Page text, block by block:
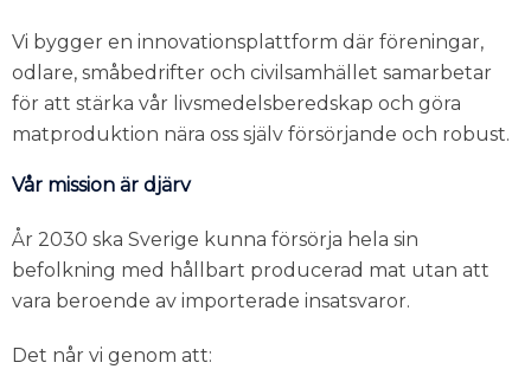
Vi bygger en innovationsplattform där föreningar,
odlare, småbedrifter och civilsamhället samarbetar
för att stärka vår livsmedelsberedskap och göra
matproduktion nära oss själv försörjande och robust.
Vår mission är djärv
År 2030 ska Sverige kunna försörja hela sin
befolkning med hållbart producerad mat utan att
vara beroende av importerade insatsvaror.
Det når vi genom att: